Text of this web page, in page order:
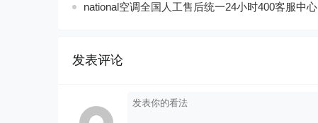
national空调全国人工售后统一24小时400客服中心
发表评论